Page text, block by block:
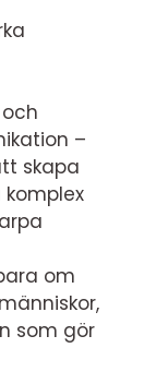
–
skapa
om
som gör